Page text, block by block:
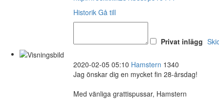
Historik Gå till
Privat inlägg
2020-02-05 05:10 Hamstern 1340
Jag önskar dig en mycket fin 28-årsdag!
Med vänliga grattispussar, Hamstern